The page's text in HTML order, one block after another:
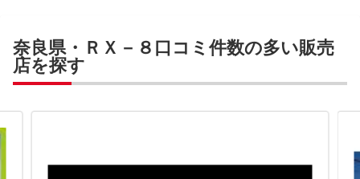
奈良県・ＲＸ－８口コミ件数の多い販売
店を探す